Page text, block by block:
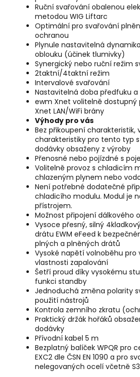
Ruční svařování obalenou
metodou WIG Liftarc
Optimální pro svařování
ochranou
Plynule nastavitelná
oblouku (účinek tlumivky)
Synergický nebo ruční režim
2taktní/4taktní režim
Intervalové svařování
Nastavitelná doba předfuku
ewm Xnet volitelně
Xnet LAN/WiFi brány
Výhody pro vás
Bez přikoupení charakteristik,
charakteristiky pro tento typ
dodávky obsaženy z výroby
Přenosné nebo pojízdné s
Volitelně provoz s chladicím
chlazeným plynem nebo
Není potřebné dodatečné
chladicího modulu. Modul je
přístrojem.
Možnost připojení dálkového
Vysoce přesný, silný
drátu EWM eFeed k
plných a plněných drátů
Vysoké napětí volnoběhu pro
vlastnosti zapalování
Šetří proud díky vysokému
funkci standby
Jednoduchá změna polarity
použití nástrojů
Kontrola zemního zkratu
Praktický držák hořáků
dodávky
Přívodní kabel 5 m
Bezplatný balíček WPQR pro
EXC2 dle ČSN EN 1090 a pro
nelegovaných ocelí včetně